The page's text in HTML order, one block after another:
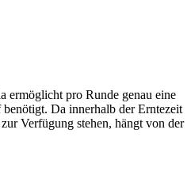
ermöglicht pro Runde genau eine
Da innerhalb der Erntezeit
Verfügung stehen, hängt von der